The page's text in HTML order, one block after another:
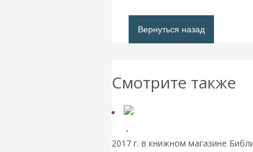
Вернуться назад
Смотрите также
,
2017 г. в книжном магазине